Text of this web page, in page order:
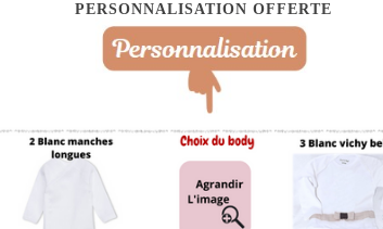
PERSONNALISATION OFFERTE